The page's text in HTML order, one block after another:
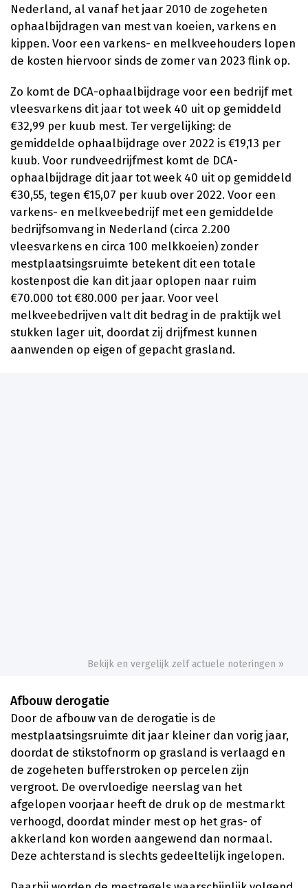
Nederland, al vanaf het jaar 2010 de zogeheten
ophaalbijdragen van mest van koeien, varkens en
kippen. Voor een varkens- en melkveehouders lopen
de kosten hiervoor sinds de zomer van 2023 flink op.
Zo komt de DCA-ophaalbijdrage voor een bedrijf met
vleesvarkens dit jaar tot week 40 uit op gemiddeld
€32,99 per kuub mest. Ter vergelijking: de
gemiddelde ophaalbijdrage over 2022 is €19,13 per
kuub. Voor rundveedrijfmest komt de DCA-
ophaalbijdrage dit jaar tot week 40 uit op gemiddeld
€30,55, tegen €15,07 per kuub over 2022. Voor een
varkens- en melkveebedrijf met een gemiddelde
bedrijfsomvang in Nederland (circa 2.200
vleesvarkens en circa 100 melkkoeien) zonder
mestplaatsingsruimte betekent dit een totale
kostenpost die kan dit jaar oplopen naar ruim
€70.000 tot €80.000 per jaar. Voor veel
melkveebedrijven valt dit bedrag in de praktijk wel
stukken lager uit, doordat zij drijfmest kunnen
aanwenden op eigen of gepacht grasland.
Bekijk en vergelijk zelf actuele noteringen »
Afbouw derogatie
Door de afbouw van de derogatie is de
mestplaatsingsruimte dit jaar kleiner dan vorig jaar,
doordat de stikstofnorm op grasland is verlaagd en
de zogeheten bufferstroken op percelen zijn
vergroot. De overvloedige neerslag van het
afgelopen voorjaar heeft de druk op de mestmarkt
verhoogd, doordat minder mest op het gras- of
akkerland kon worden aangewend dan normaal.
Deze achterstand is slechts gedeeltelijk ingelopen.